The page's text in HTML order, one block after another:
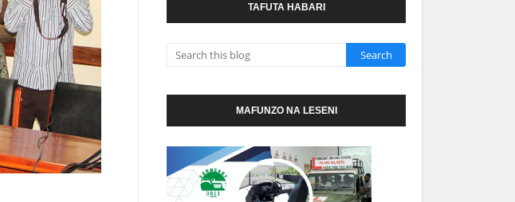
TAFUTA HABARI
MAFUNZO NA LESENI